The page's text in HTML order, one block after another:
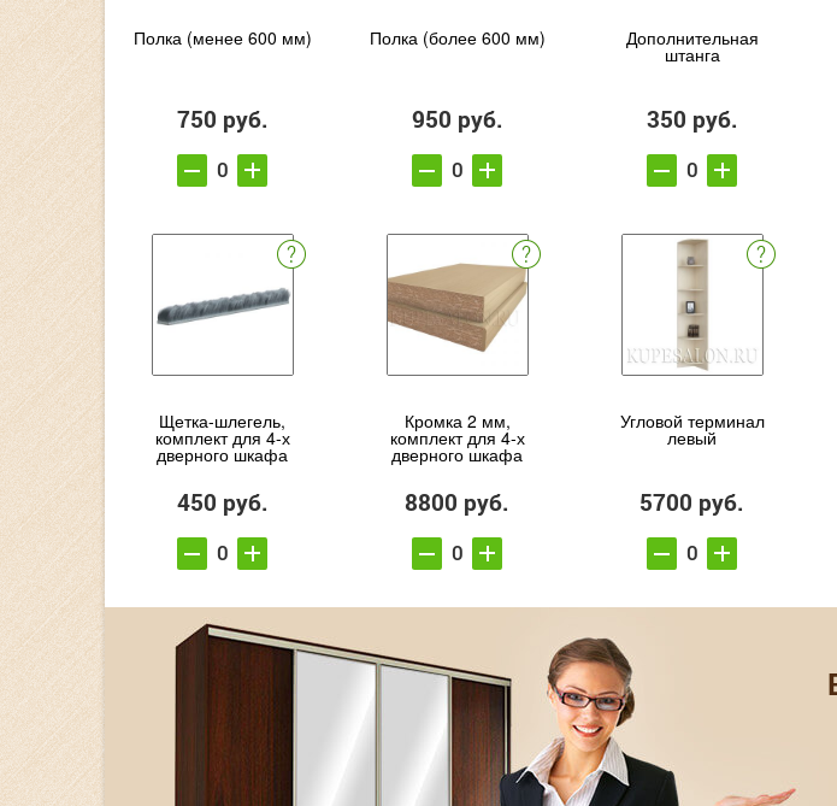
Полка (менее 600 мм)
750 руб.
Полка (более 600 мм)
950 руб.
Дополнительная
штанга
350 руб.
Щетка-шлегель,
комплект для 4-х
дверного шкафа
450 руб.
Кромка 2 мм,
комплект для 4-х
дверного шкафа
8800 руб.
Угловой терминал
левый
5700 руб.